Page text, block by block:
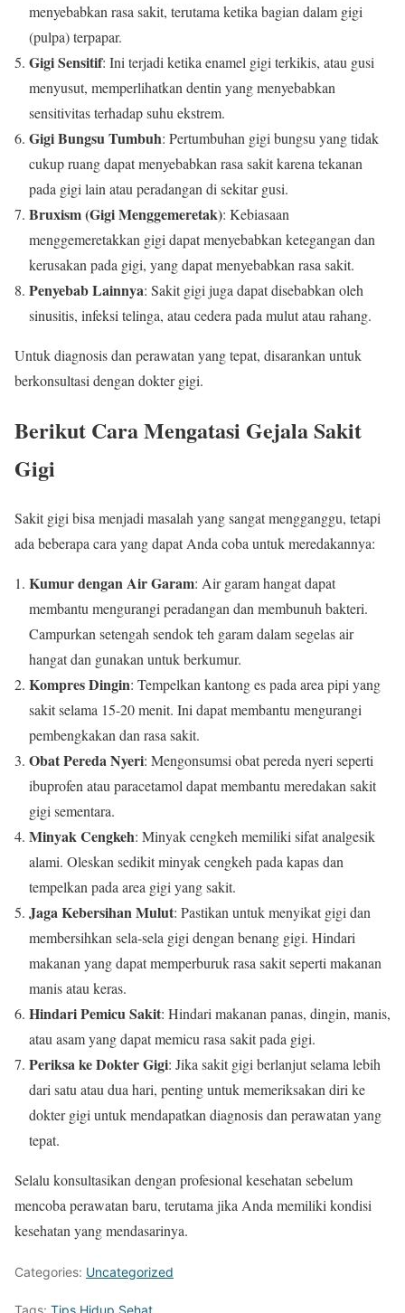
menyebabkan rasa sakit, terutama ketika bagian dalam gigi
(pulpa) terpapar.
Gigi Sensitif: Ini terjadi ketika enamel gigi terkikis, atau gusi
menyusut, memperlihatkan dentin yang menyebabkan
sensitivitas terhadap suhu ekstrem.
Gigi Bungsu Tumbuh: Pertumbuhan gigi bungsu yang tidak
cukup ruang dapat menyebabkan rasa sakit karena tekanan
pada gigi lain atau peradangan di sekitar gusi.
Bruxism (Gigi Menggemeretak): Kebiasaan
menggemeretakkan gigi dapat menyebabkan ketegangan dan
kerusakan pada gigi, yang dapat menyebabkan rasa sakit.
Penyebab Lainnya: Sakit gigi juga dapat disebabkan oleh
sinusitis, infeksi telinga, atau cedera pada mulut atau rahang.
Untuk diagnosis dan perawatan yang tepat, disarankan untuk
berkonsultasi dengan dokter gigi.
Berikut Cara Mengatasi Gejala Sakit
Gigi
Sakit gigi bisa menjadi masalah yang sangat mengganggu, tetapi
ada beberapa cara yang dapat Anda coba untuk meredakannya:
Kumur dengan Air Garam: Air garam hangat dapat
membantu mengurangi peradangan dan membunuh bakteri.
Campurkan setengah sendok teh garam dalam segelas air
hangat dan gunakan untuk berkumur.
Kompres Dingin: Tempelkan kantong es pada area pipi yang
sakit selama 15-20 menit. Ini dapat membantu mengurangi
pembengkakan dan rasa sakit.
Obat Pereda Nyeri: Mengonsumsi obat pereda nyeri seperti
ibuprofen atau paracetamol dapat membantu meredakan sakit
gigi sementara.
Minyak Cengkeh: Minyak cengkeh memiliki sifat analgesik
alami. Oleskan sedikit minyak cengkeh pada kapas dan
tempelkan pada area gigi yang sakit.
Jaga Kebersihan Mulut: Pastikan untuk menyikat gigi dan
membersihkan sela-sela gigi dengan benang gigi. Hindari
makanan yang dapat memperburuk rasa sakit seperti makanan
manis atau keras.
Hindari Pemicu Sakit: Hindari makanan panas, dingin, manis,
atau asam yang dapat memicu rasa sakit pada gigi.
Periksa ke Dokter Gigi: Jika sakit gigi berlanjut selama lebih
dari satu atau dua hari, penting untuk memeriksakan diri ke
dokter gigi untuk mendapatkan diagnosis dan perawatan yang
tepat.
Selalu konsultasikan dengan profesional kesehatan sebelum
mencoba perawatan baru, terutama jika Anda memiliki kondisi
kesehatan yang mendasarinya.
Categories: Uncategorized
Tags: Tips Hidup Sehat